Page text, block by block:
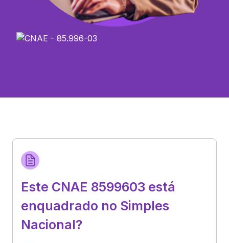
Este CNAE 8599603 está
enquadrado no Simples
Nacional?